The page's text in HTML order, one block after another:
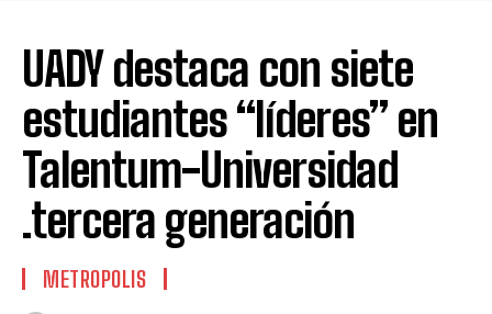
UADY destaca con siete
estudiantes “líderes” en
Talentum-Universidad
.tercera generación
METROPOLIS